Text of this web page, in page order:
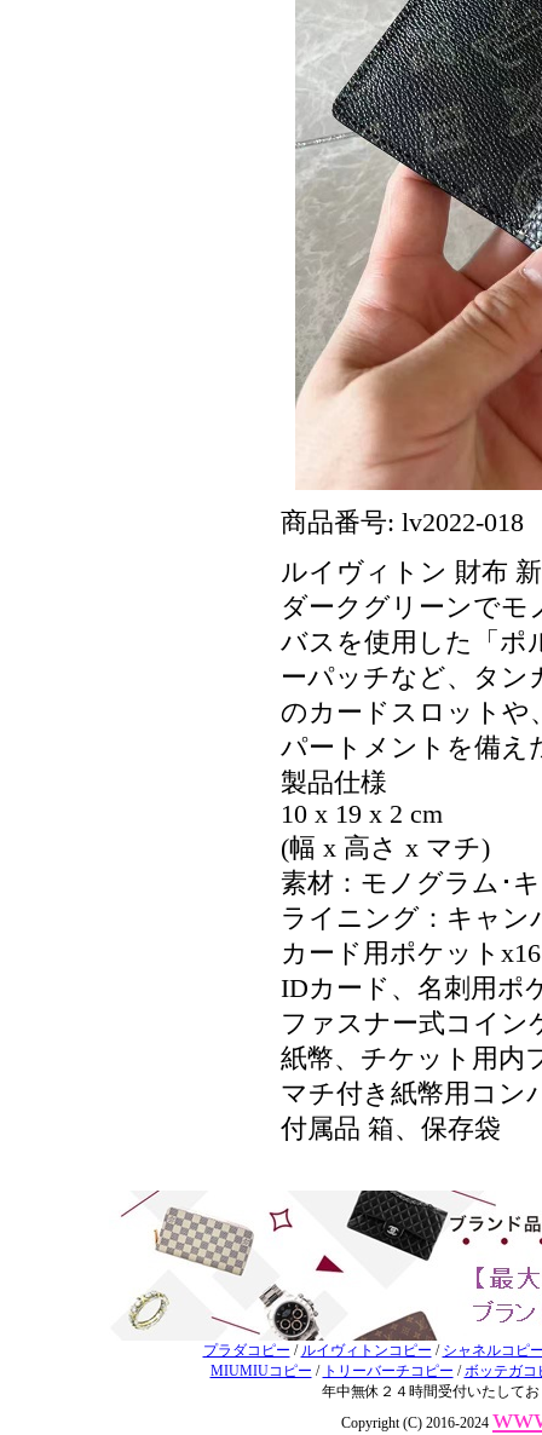
商品番号: lv2022-018
ルイヴィトン 財布
ダークグリーンでモ
バスを使用した「ポ
ーパッチなど、タン
のカードスロットや
パートメントを備え
製品仕様
10 x 19 x 2 cm
(幅 x 高さ x マチ)
素材：モノグラム･
ライニング：キャン
カード用ポケットx16
IDカード、名刺用ポ
ファスナー式コイン
紙幣、チケット用内
マチ付き紙幣用コン
付属品 箱、保存袋
プラダコピー / ルイヴィトンコピー / シャネルコピ
MIUMIUコピー / トリーバーチコピー /ボッテガコ
年中無休２４時間受付いたして
Copyright (C) 2016-2024